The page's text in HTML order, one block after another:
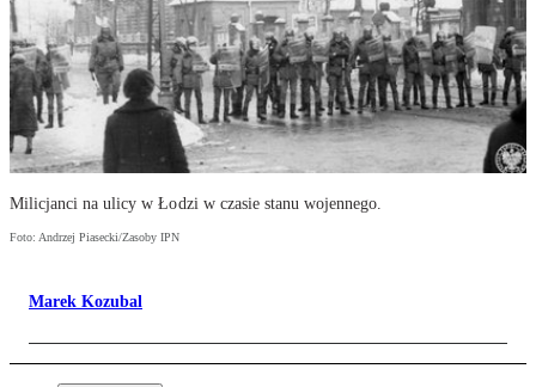
Milicjanci na ulicy w Łodzi w czasie stanu wojennego.
Foto: Andrzej Piasecki/Zasoby IPN
Marek Kozubal